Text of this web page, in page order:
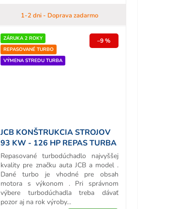
1-2 dni - Doprava zadarmo
ZÁRUKA 2 ROKY
REPASOVANÉ TURBO
VÝMENA STREDU TURBA
–9 %
JCB KONŠTRUKCIA STROJOV
93 KW - 126 HP REPAS TURBA
Repasované turbodúchadlo najvyššej
kvality pre značku auta JCB a model .
Dané turbo je vhodné pre obsah
motora s výkonom . Pri správnom
výbere turbodúchadla treba dávať
pozor aj na rok výroby...